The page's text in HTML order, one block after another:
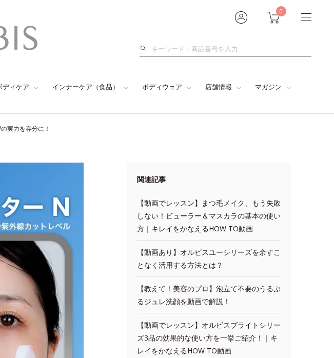
0
検
ディケア インナーケア（食品） ボディウェア 店舗情報 マガジン
実力を存分に！
関連記事
【動画でレッスン】まつ毛メイク、もう失敗
しない！ビューラー＆マスカラの基本の使い
方｜キレイをかなえるHOW TO動画
【動画あり】オルビスユーシリーズを余すこ
となく活用する方法とは？
【教えて！美容のプロ】泡立て不要のうるぷ
るジュレ洗顔を動画で解説！
【動画でレッスン】オルビスブライトシリー
ズ3品の効果的な使い方を一挙ご紹介！｜キ
レイをかなえるHOW TO動画